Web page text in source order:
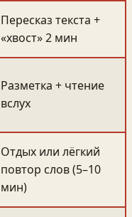
Пересказ текста +
«хвост» 2 мин
Разметка + чтение
вслух
Отдых или лёгкий
повтор слов (5–10
мин)